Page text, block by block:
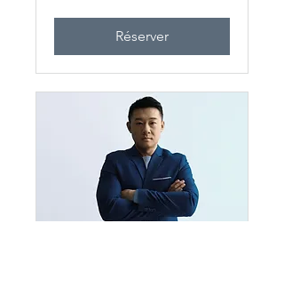
Réserver